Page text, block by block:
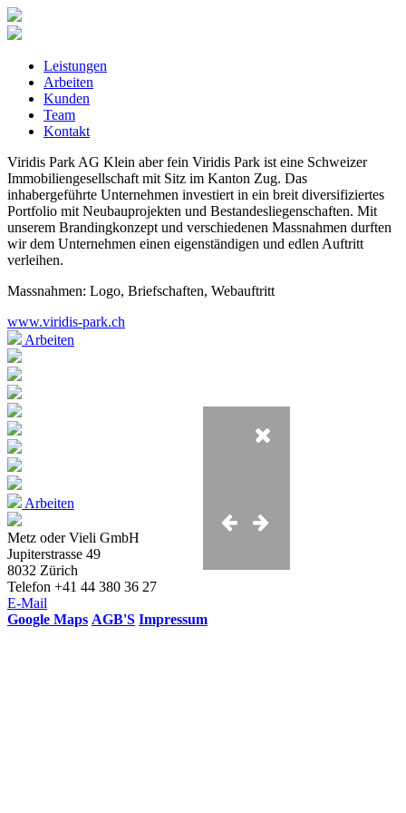
Leistungen
Arbeiten
Kunden
Team
Kontakt
Viridis Park AG Klein aber fein Viridis Park ist eine Schweizer
Immobiliengesellschaft mit Sitz im Kanton Zug. Das
inhabergeführte Unternehmen investiert in ein breit diversifiziertes
Portfolio mit Neubauprojekten und Bestandesliegenschaften. Mit
unserem Brandingkonzept und verschiedenen Massnahmen durften
wir dem Unternehmen einen eigenständigen und edlen Auftritt
verleihen.
Massnahmen: Logo, Briefschaften, Webauftritt
www.viridis-park.ch
Arbeiten
Arbeiten
Metz oder Vieli GmbH
Jupiterstrasse 49
8032 Zürich
Telefon +41 44 380 36 27
E-Mail
Google Maps AGB'S Impressum